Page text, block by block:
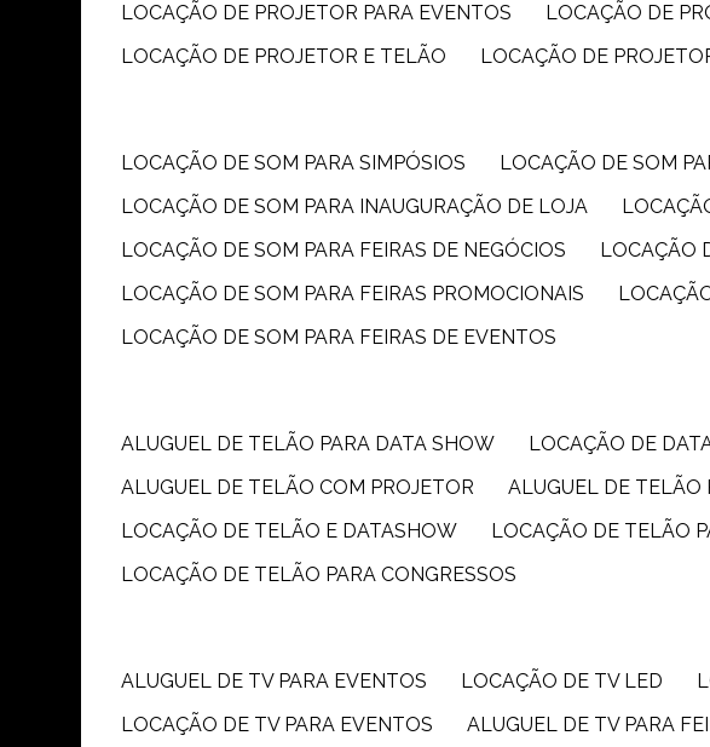
LOCAÇÃO DE PROJETOR PARA EVENTOS
LOCAÇÃO DE
LOCAÇÃO DE PROJETOR E TELÃO
LOCAÇÃO DE
LOCAÇÃO DE SOM PARA SIMPÓSIOS LOCAÇÃO DE SOM
LOCAÇÃO DE SOM PARA INAUGURAÇÃO DE LOJA
LOCAÇÃO DE SOM PARA FEIRAS DE NEGÓCIOS
LOCAÇÃO
LOCAÇÃO DE SOM PARA FEIRAS PROMOCIONAIS
LOCAÇÃO DE SOM PARA FEIRAS DE EVENTOS
ALUGUEL DE TELÃO PARA DATA SHOW LOCAÇÃO DE
ALUGUEL DE TELÃO COM PROJETOR
ALUGUEL DE
LOCAÇÃO DE TELÃO E DATASHOW
LOCAÇÃO DE TELÃO
LOCAÇÃO DE TELÃO PARA CONGRESSOS
ALUGUEL DE TV PARA EVENTOS LOCAÇÃO DE TV LED
LOCAÇÃO DE TV PARA EVENTOS
ALUGUEL DE TV PARA